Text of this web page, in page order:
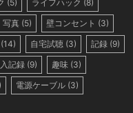
(5) ライフハック (8)
写真 (5) 壁コンセント (3)
(14) 自宅試聴 (3) 記録 (9)
記録 (9) 趣味 (3)
電源ケーブル (3)